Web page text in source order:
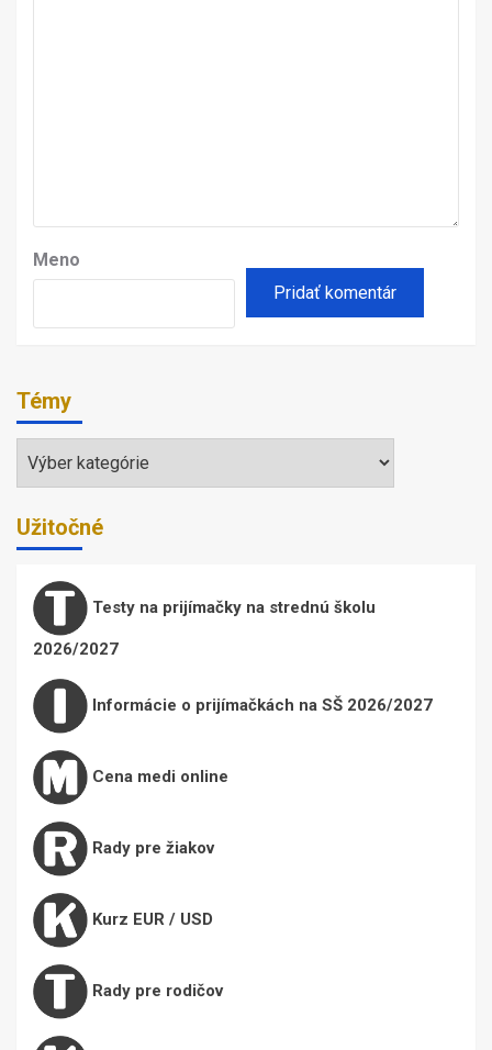
Meno
Témy
Témy
Užitočné
Testy na prijímačky na strednú školu
2026/2027
Informácie o prijímačkách na SŠ 2026/2027
Cena medi online
Rady pre žiakov
Kurz EUR / USD
Rady pre rodičov